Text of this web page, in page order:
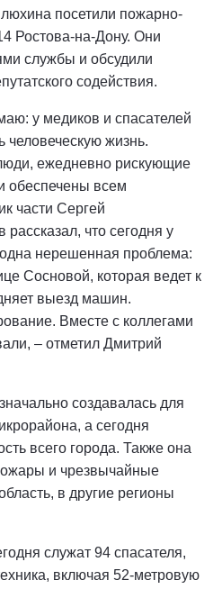
посетили пожарно-
Ростова-на-Дону. Они
службы и обсудили
содействия.
у медиков и спасателей
человеческую жизнь.
ежедневно рискующие
обеспечены всем
части Сергей
что сегодня у
нерешенная проблема:
Сосновой, которая ведет к
выезд машин.
Вместе с коллегами
– отметил Дмитрий
создавалась для
а сегодня
всего города. Также она
и чрезвычайные
в другие регионы
служат 94 спасателя,
включая 52-метровую